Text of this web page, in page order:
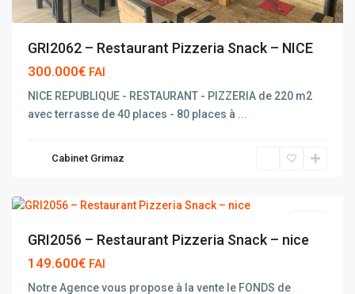
GRI2062 – Restaurant Pizzeria Snack – NICE
300.000€ FAI
NICE REPUBLIQUE - RESTAURANT - PIZZERIA de 220 m2
avec terrasse de 40 places - 80 places à ...
Cabinet Grimaz
GRI2056 – Restaurant Pizzeria Snack – nice
149.600€ FAI
Notre Agence vous propose à la vente le FONDS de